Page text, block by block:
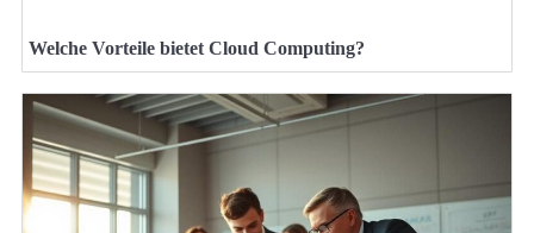
Welche Vorteile bietet Cloud Computing?